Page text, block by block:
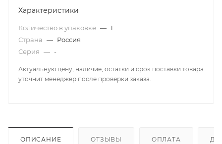
Характеристики
Количество в упаковке — 1
Страна — Россия
Серия — -
Актуальную цену, наличие, остатки и срок поставки товара
уточнит менеджер после проверки заказа.
ОПИСАНИЕ ОТЗЫВЫ ОПЛАТА